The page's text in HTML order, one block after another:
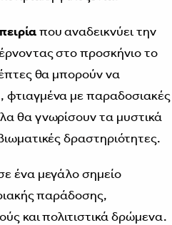
που αναδεικνύει την
στο προσκήνιο το
θα μπορούν να
φτιαγμένα με παραδοσιακές
θα γνωρίσουν τα μυστικά
δραστηριότητες.
ένα μεγάλο σημείο
παράδοσης,
και πολιτιστικά δρώμενα.